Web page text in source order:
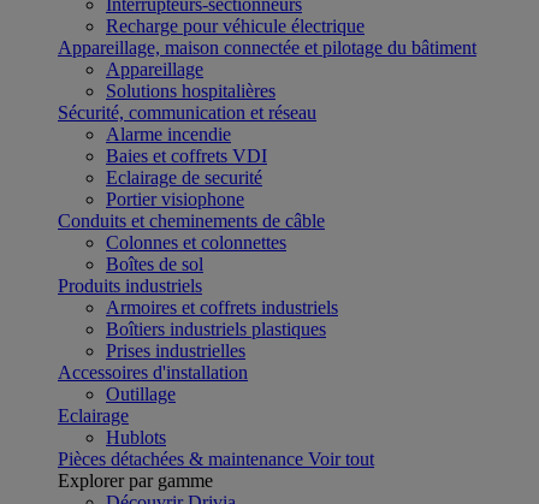
Interrupteurs-sectionneurs
Recharge pour véhicule électrique
Appareillage, maison connectée et pilotage du bâtiment
Appareillage
Solutions hospitalières
Sécurité, communication et réseau
Alarme incendie
Baies et coffrets VDI
Eclairage de securité
Portier visiophone
Conduits et cheminements de câble
Colonnes et colonnettes
Boîtes de sol
Produits industriels
Armoires et coffrets industriels
Boîtiers industriels plastiques
Prises industrielles
Accessoires d'installation
Outillage
Eclairage
Hublots
Pièces détachées & maintenance Voir tout
Explorer par gamme